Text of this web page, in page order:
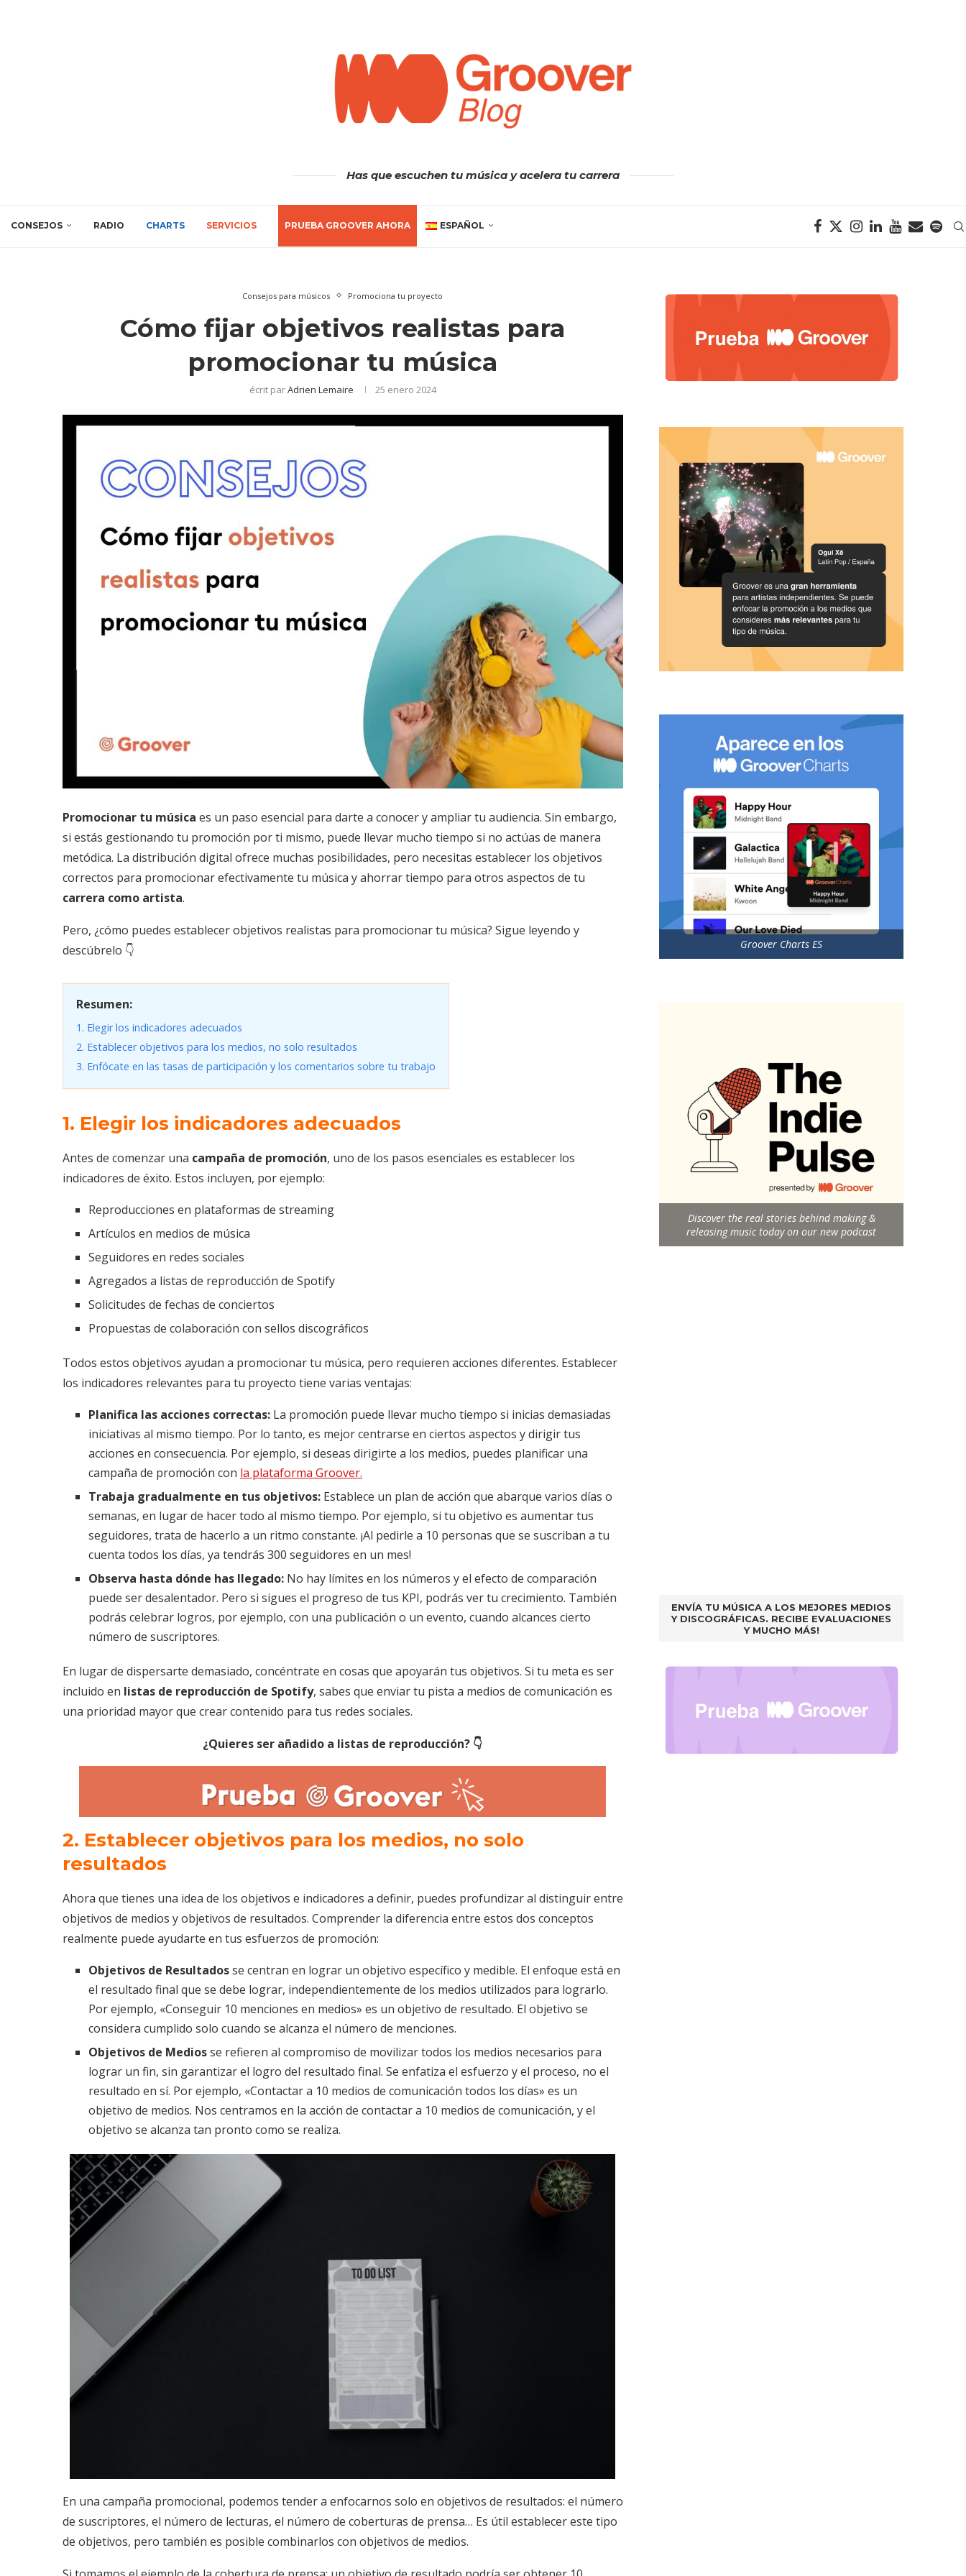
Has que escuchen tu música y acelera tu carrera
CONSEJOS RADIO CHARTS SERVICIOS PRUEBA GROOVER AHORA ESPAÑOL
Consejos para músicos Promociona tu proyecto
Cómo fijar objetivos realistas para
promocionar tu música
écrit parAdrien Lemaire 25 enero 2024
Promocionar tu música es un paso esencial para darte a conocer y ampliar tu audiencia. Sin embargo,
si estás gestionando tu promoción por ti mismo, puede llevar mucho tiempo si no actúas de manera
metódica. La distribución digital ofrece muchas posibilidades, pero necesitas establecer los objetivos
correctos para promocionar efectivamente tu música y ahorrar tiempo para otros aspectos de tu
carrera como artista.
Pero, ¿cómo puedes establecer objetivos realistas para promocionar tu música? Sigue leyendo y
descúbrelo 👇
Resumen:
1. Elegir los indicadores adecuados
2. Establecer objetivos para los medios, no solo resultados
3. Enfócate en las tasas de participación y los comentarios sobre tu trabajo
1. Elegir los indicadores adecuados
Antes de comenzar una campaña de promoción, uno de los pasos esenciales es establecer los
indicadores de éxito. Estos incluyen, por ejemplo:
Reproducciones en plataformas de streaming
Artículos en medios de música
Seguidores en redes sociales
Agregados a listas de reproducción de Spotify
Solicitudes de fechas de conciertos
Propuestas de colaboración con sellos discográficos
Todos estos objetivos ayudan a promocionar tu música, pero requieren acciones diferentes. Establecer
los indicadores relevantes para tu proyecto tiene varias ventajas:
Planifica las acciones correctas: La promoción puede llevar mucho tiempo si inicias demasiadas
iniciativas al mismo tiempo. Por lo tanto, es mejor centrarse en ciertos aspectos y dirigir tus
acciones en consecuencia. Por ejemplo, si deseas dirigirte a los medios, puedes planificar una
campaña de promoción con la plataforma Groover.
Trabaja gradualmente en tus objetivos: Establece un plan de acción que abarque varios días o
semanas, en lugar de hacer todo al mismo tiempo. Por ejemplo, si tu objetivo es aumentar tus
seguidores, trata de hacerlo a un ritmo constante. ¡Al pedirle a 10 personas que se suscriban a tu
cuenta todos los días, ya tendrás 300 seguidores en un mes!
Observa hasta dónde has llegado: No hay límites en los números y el efecto de comparación
puede ser desalentador. Pero si sigues el progreso de tus KPI, podrás ver tu crecimiento. También
podrás celebrar logros, por ejemplo, con una publicación o un evento, cuando alcances cierto
número de suscriptores.
En lugar de dispersarte demasiado, concéntrate en cosas que apoyarán tus objetivos. Si tu meta es ser
incluido en listas de reproducción de Spotify, sabes que enviar tu pista a medios de comunicación es
una prioridad mayor que crear contenido para tus redes sociales.
¿Quieres ser añadido a listas de reproducción? 👇
2. Establecer objetivos para los medios, no solo
resultados
Ahora que tienes una idea de los objetivos e indicadores a definir, puedes profundizar al distinguir entre
objetivos de medios y objetivos de resultados. Comprender la diferencia entre estos dos conceptos
realmente puede ayudarte en tus esfuerzos de promoción:
Objetivos de Resultadosse centran en lograr un objetivo específico y medible. El enfoque está en
el resultado final que se debe lograr, independientemente de los medios utilizados para lograrlo.
Por ejemplo, «Conseguir 10 menciones en medios» es un objetivo de resultado. El objetivo se
considera cumplido solo cuando se alcanza el número de menciones.
Objetivos de Mediosse refieren al compromiso de movilizar todos los medios necesarios para
lograr un fin, sin garantizar el logro del resultado final. Se enfatiza el esfuerzo y el proceso, no el
resultado en sí. Por ejemplo, «Contactar a 10 medios de comunicación todos los días» es un
objetivo de medios. Nos centramos en la acción de contactar a 10 medios de comunicación, y el
objetivo se alcanza tan pronto como se realiza.
En una campaña promocional, podemos tender a enfocarnos solo en objetivos de resultados: el número
de suscriptores, el número de lecturas, el número de coberturas de prensa… Es útil establecer este tipo
de objetivos, pero también es posible combinarlos con objetivos de medios.
Groover Charts ES
Discover the real stories behind making &
releasing music today on our new podcast
ENVÍA TU MÚSICA A LOS MEJORES MEDIOS
Y DISCOGRÁFICAS. RECIBE EVALUACIONES
Y MUCHO MÁS!